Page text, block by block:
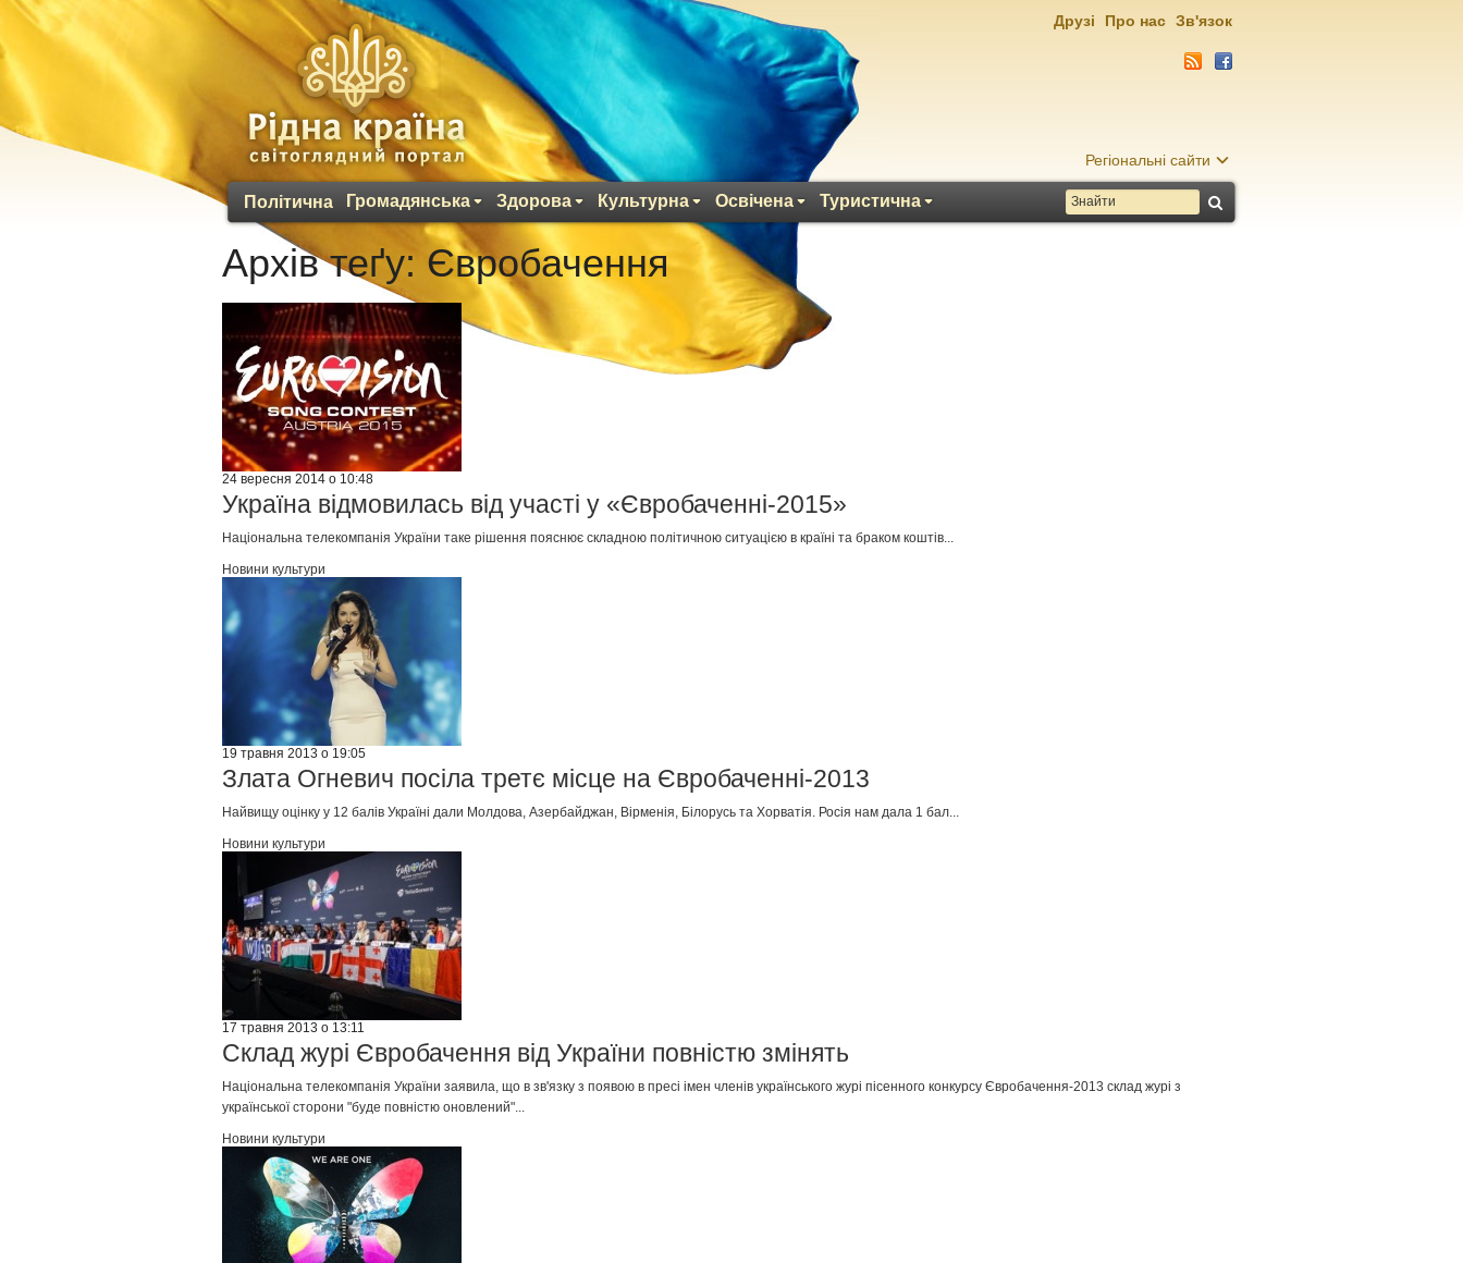
Регіональні сайти
Політична Громадянська Здорова Культурна Освічена Туристична
Друзі Про нас Зв'язок
Архів теґу: Євробачення
24 вересня 2014 о 10:48
Україна відмовилась від участі у «Євробаченні-2015»
Національна телекомпанія України таке рішення пояснює складною політичною ситуацією в країні та браком коштів...
Новини культури
19 травня 2013 о 19:05
Злата Огневич посіла третє місце на Євробаченні-2013
Найвищу оцінку у 12 балів Україні дали Молдова, Азербайджан, Вірменія, Білорусь та Хорватія. Росія нам дала 1 бал...
Новини культури
17 травня 2013 о 13:11
Склад журі Євробачення від України повністю змінять
Національна телекомпанія України заявила, що в зв'язку з появою в пресі імен членів українського журі пісенного конкурсу Євробачення-2013 склад журі з
української сторони "буде повністю оновлений"...
Новини культури